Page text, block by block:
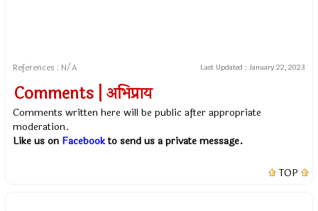
References : N/A Last Updated : January 22, 2023
Comments | अभिप्राय
Comments written here will be public after appropriate
moderation.
Like us on Facebookto send us a private message.
TOP